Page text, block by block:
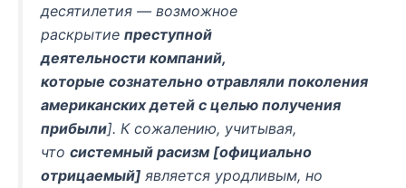
десятилетия — возможное
раскрытие преступной
деятельности компаний,
которые сознательно отравляли поколения
американских детей с целью получения
прибыли]. К сожалению, учитывая,
что системный расизм [официально
отрицаемый] является уродливым, но